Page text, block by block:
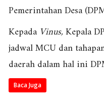
Pemerintahan Desa
Kepada Vinus,Kepala
jadwal MCU dan
daerah dalam hal ini
Baca Juga